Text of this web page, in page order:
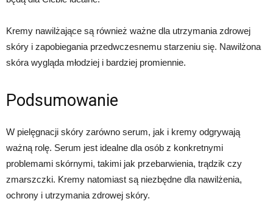
Kremy nawilżające są również ważne dla utrzymania zdrowej
skóry i zapobiegania przedwczesnemu starzeniu się. Nawilżona
skóra wygląda młodziej i bardziej promiennie.
Podsumowanie
W pielęgnacji skóry zarówno serum, jak i kremy odgrywają
ważną rolę. Serum jest idealne dla osób z konkretnymi
problemami skórnymi, takimi jak przebarwienia, trądzik czy
zmarszczki. Kremy natomiast są niezbędne dla nawilżenia,
ochrony i utrzymania zdrowej skóry.